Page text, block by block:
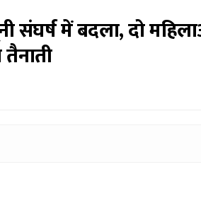
संघर्ष में बदला, दो